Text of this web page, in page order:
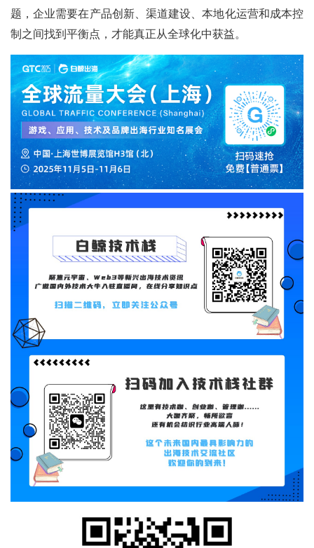
题，企业需要在产品创新、渠道建设、本地化运营和成本控
制之间找到平衡点，才能真正从全球化中获益。